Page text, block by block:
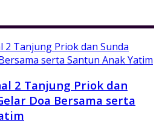
2 Tanjung Priok dan
Doa Bersama serta